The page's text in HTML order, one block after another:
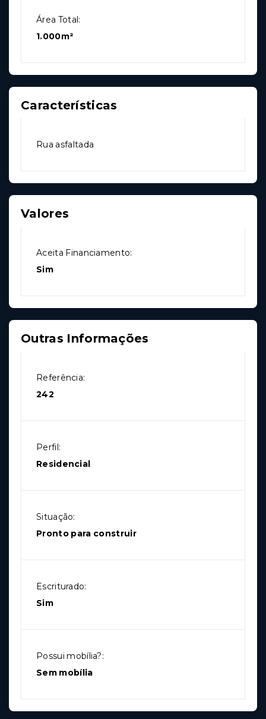
Área Total:
1.000m²
Características
Rua asfaltada
Valores
Aceita Financiamento:
Sim
Outras Informações
Referência:
242
Perfil:
Residencial
Situação:
Pronto para construir
Escriturado:
Sim
Possui mobília?:
Sem mobília